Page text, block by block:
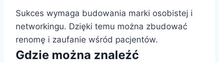
Sukces wymaga budowania marki osobistej i
networkingu. Dzięki temu można zbudować
renomę i zaufanie wśród pacjentów.
Gdzie można znaleźć